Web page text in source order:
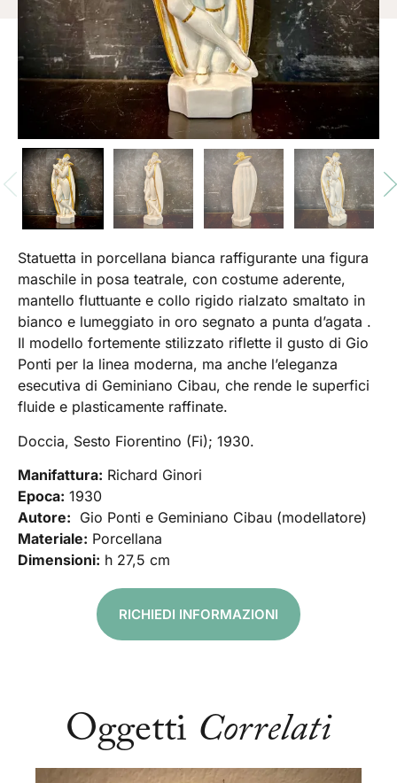
Statuetta in porcellana bianca raffigurante una figura
maschile in posa teatrale, con costume aderente,
mantello fluttuante e collo rigido rialzato smaltato in
bianco e lumeggiato in oro segnato a punta d’agata .
Il modello fortemente stilizzato riflette il gusto di Gio
Ponti per la linea moderna, ma anche l’eleganza
esecutiva di Geminiano Cibau, che rende le superfici
fluide e plasticamente raffinate.
Doccia, Sesto Fiorentino (Fi); 1930.
Manifattura: Richard Ginori
Epoca: 1930
Autore: Gio Ponti e Geminiano Cibau (modellatore)
Materiale: Porcellana
Dimensioni: h 27,5 cm
RICHIEDI INFORMAZIONI
Oggetti Correlati